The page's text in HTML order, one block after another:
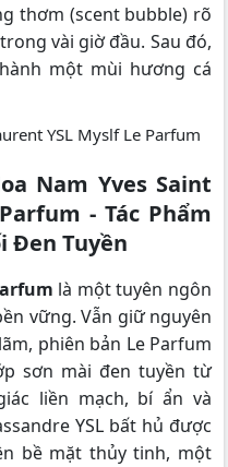
thơm (scent bubble) rõ
vài giờ đầu. Sau đó,
một mùi hương cá
Nam Yves Saint
- Tác Phẩm
Đen Tuyền
là một tuyên ngôn
vững. Vẫn giữ nguyên
phiên bản Le Parfum
sơn mài đen tuyền từ
liền mạch, bí ẩn và
YSL bất hủ được
bề mặt thủy tinh, một